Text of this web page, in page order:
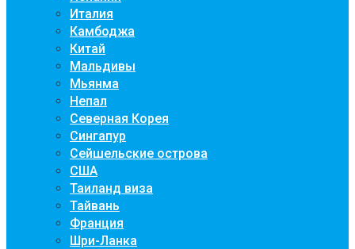
Италия
Камбоджа
Китай
Мальдивы
Мьянма
Непал
Северная Корея
Сингапур
Сейшельские острова
США
Таиланд виза
Тайвань
Франция
Шри-Ланка